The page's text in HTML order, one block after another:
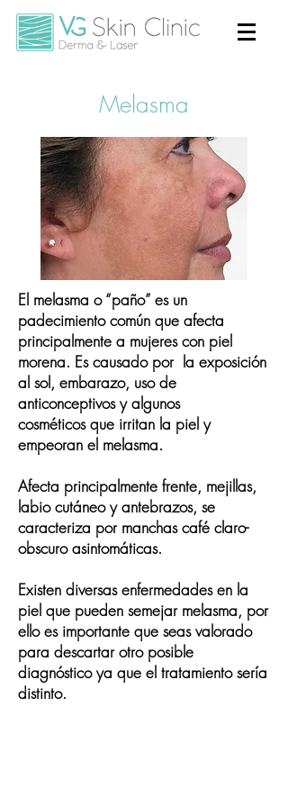
Melasma
El melasma o “paño” es un
padecimiento común que afecta
principalmente a mujeres con piel
morena. Es causado por la exposición
al sol, embarazo, uso de
anticonceptivos y algunos
cosméticosque irritan la piel y
empeoran el melasma.
Afecta principalmente frente, mejillas,
labio cutáneo y antebrazos, se
caracteriza por manchas café claro-
obscuro asintomáticas.
Existen diversas enfermedades en la
piel que pueden semejar melasma, por
ello es importante que seas valorado
para descartar otro posible
diagnóstico ya que el tratamiento sería
distinto.